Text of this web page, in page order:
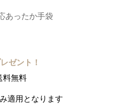
あったか手袋
ゼント！
料無料
適用となります